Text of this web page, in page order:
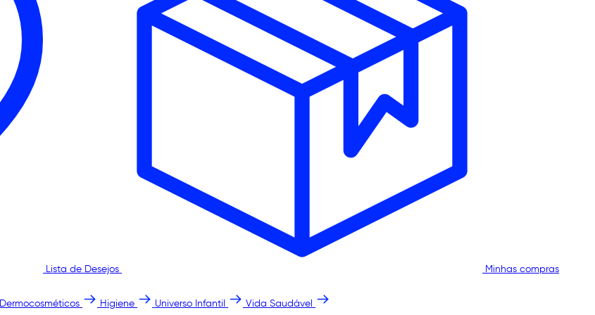
Lista de Desejos
Minhas compras
Dermocosméticos Higiene Universo Infantil Vida Saudável